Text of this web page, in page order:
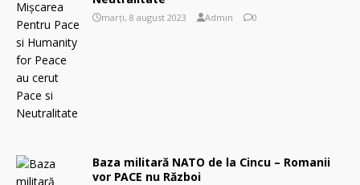
marți, 8 august 2023 Admin 0
Baza militară NATO de la Cincu – Romanii
vor PACE nu Război